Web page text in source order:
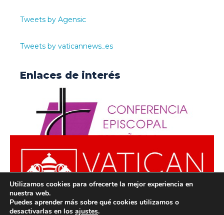
Tweets by Agensic
Tweets by vaticannews_es
Enlaces de interés
Utilizamos cookies para ofrecerte la mejor experiencia en
nuestra web.
Puedes aprender más sobre qué cookies utilizamos o
desactivarlas en los ajustes.